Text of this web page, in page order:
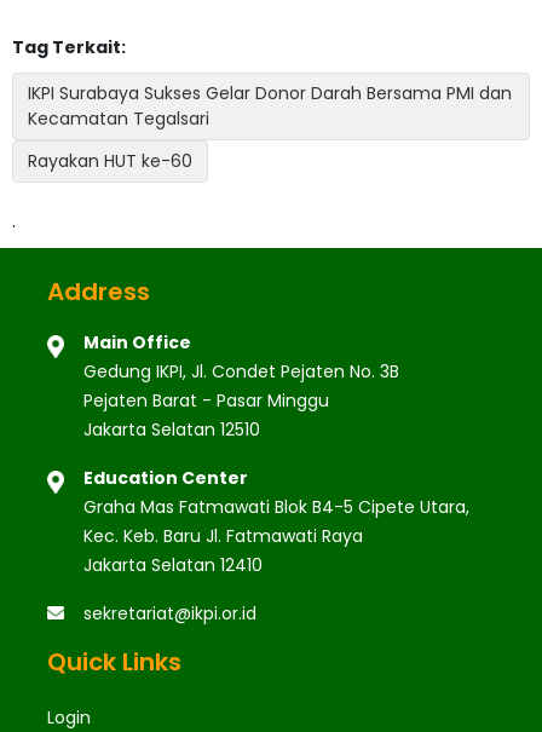
Tag Terkait:
IKPI Surabaya Sukses Gelar Donor Darah Bersama PMI dan
Kecamatan Tegalsari
Rayakan HUT ke-60
.
Address
Main Office
Gedung IKPI, Jl. Condet Pejaten No. 3B
Pejaten Barat - Pasar Minggu
Jakarta Selatan 12510
Education Center
Graha Mas Fatmawati Blok B4-5 Cipete Utara,
Kec. Keb. Baru Jl. Fatmawati Raya
Jakarta Selatan 12410
sekretariat@ikpi.or.id
Quick Links
Login